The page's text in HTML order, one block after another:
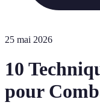
25 mai 2026
10
pour